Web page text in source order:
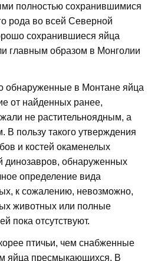
полностью сохранившимися
рода во всей Северной
сохранившиеся яйца
главным образом в Монголии
обнаруженные в Монтане яйца
от найденных ранее,
не растительноядным, а
пользу такого утверждения
и костей окаменелых
динозавров, обнаруженных
определение вида
к сожалению, невозможно,
животных или полные
пока отсутствуют.
птичьи, чем снабженные
яйца пресмыкающихся. В